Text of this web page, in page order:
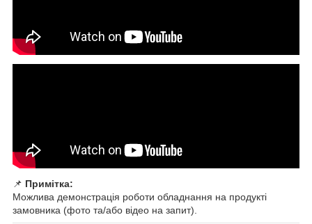
📌 Примітка:
Можлива демонстрація роботи обладнання на продукті
замовника (фото та/або відео на запит).